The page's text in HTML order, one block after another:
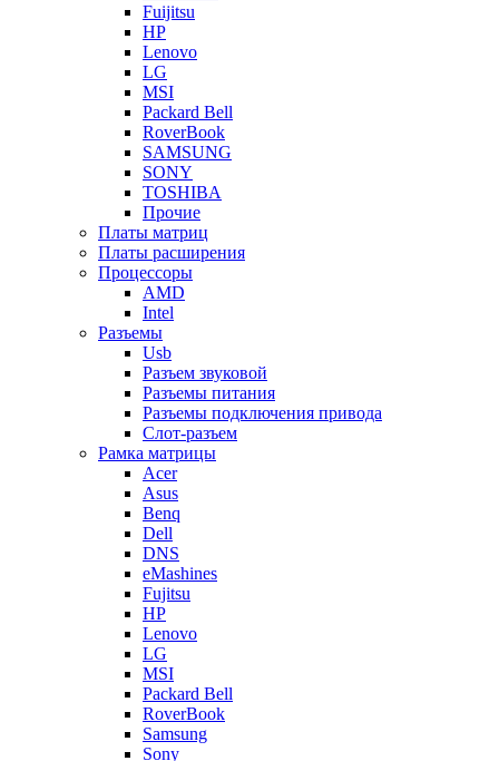
Fuijitsu
HP
Lenovo
LG
MSI
Packard Bell
RoverBook
SAMSUNG
SONY
TOSHIBA
Прочие
Платы матриц
Платы расширения
Процессоры
AMD
Intel
Разъемы
Usb
Разъем звуковой
Разъемы питания
Разъемы подключения привода
Слот-разъем
Рамка матрицы
Acer
Asus
Benq
Dell
DNS
eMashines
Fujitsu
HP
Lenovo
LG
MSI
Packard Bell
RoverBook
Samsung
Sony